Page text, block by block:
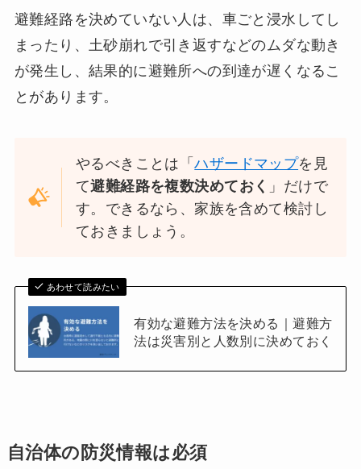
避難経路を決めていない人は、車ごと浸水してし
まったり、土砂崩れで引き返すなどのムダな動き
が発生し、結果的に避難所への到達が遅くなるこ
とがあります。
やるべきことは「ハザードマップを見
て避難経路を複数決めておく 」だけで
す。できるなら、家族を含めて検討し
ておきましょう。
あわせて読みたい
有効な避難方法を決める｜避難方
法は災害別と人数別に決めておく
自治体の防災情報は必須